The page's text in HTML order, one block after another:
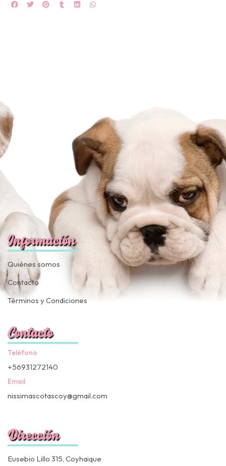
Información
Quiénes somos
Contacto
Términos y Condiciones
Contacto
Teléfono
+56931272140
Email
nissimascotascoy@gmail.com
Dirección
Eusebio Lillo 315, Coyhaique